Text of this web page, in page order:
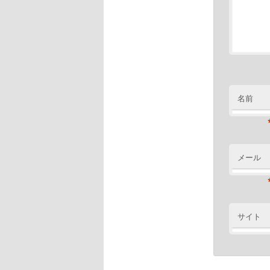
名前
メール
サイト